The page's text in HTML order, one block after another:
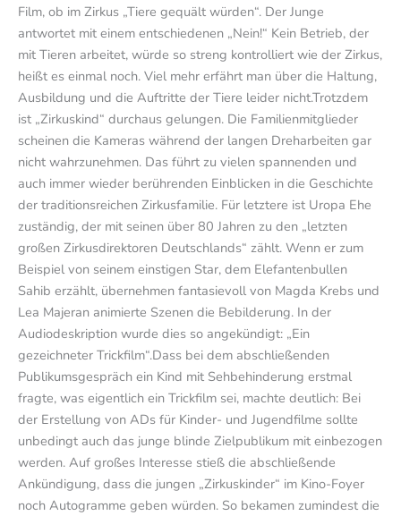
Film, ob im Zirkus „Tiere gequält würden“. Der Junge
antwortet mit einem entschiedenen „Nein!“ Kein Betrieb, der
mit Tieren arbeitet, würde so streng kontrolliert wie der Zirkus,
heißt es einmal noch. Viel mehr erfährt man über die Haltung,
Ausbildung und die Auftritte der Tiere leider nicht.Trotzdem
ist „Zirkuskind“ durchaus gelungen. Die Familienmitglieder
scheinen die Kameras während der langen Dreharbeiten gar
nicht wahrzunehmen. Das führt zu vielen spannenden und
auch immer wieder berührenden Einblicken in die Geschichte
der traditionsreichen Zirkusfamilie. Für letztere ist Uropa Ehe
zuständig, der mit seinen über 80 Jahren zu den „letzten
großen Zirkusdirektoren Deutschlands“ zählt. Wenn er zum
Beispiel von seinem einstigen Star, dem Elefantenbullen
Sahib erzählt, übernehmen fantasievoll von Magda Krebs und
Lea Majeran animierte Szenen die Bebilderung. In der
Audiodeskription wurde dies so angekündigt: „Ein
gezeichneter Trickfilm“.Dass bei dem abschließenden
Publikumsgespräch ein Kind mit Sehbehinderung erstmal
fragte, was eigentlich ein Trickfilm sei, machte deutlich: Bei
der Erstellung von ADs für Kinder- und Jugendfilme sollte
unbedingt auch das junge blinde Zielpublikum mit einbezogen
werden. Auf großes Interesse stieß die abschließende
Ankündigung, dass die jungen „Zirkuskinder“ im Kino-Foyer
noch Autogramme geben würden. So bekamen zumindest die